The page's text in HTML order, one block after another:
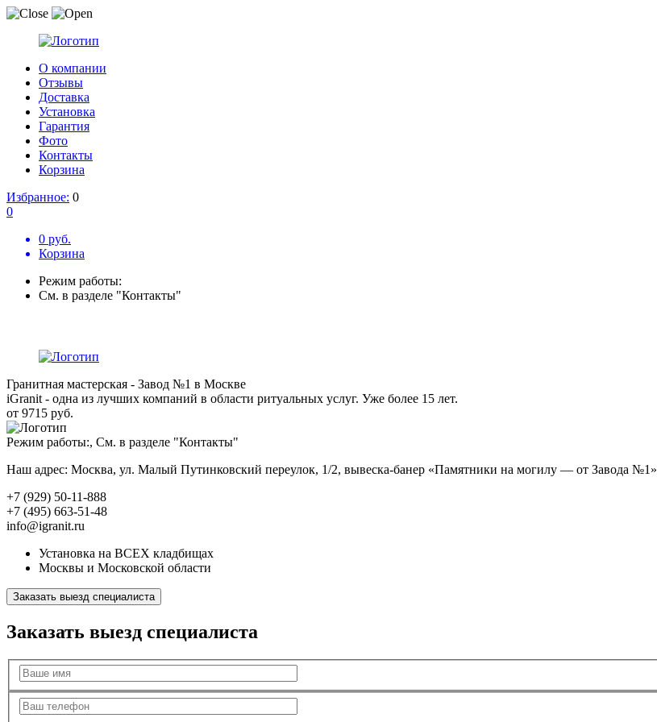
О компании
Отзывы
Доставка
Установка
Гарантия
Фото
Контакты
Корзина
Избранное: 0
0
0 руб.
Корзина
Режим работы:
См. в разделе "Контакты"
Гранитная мастерская - Завод №1 в Москве
iGranit - одна из лучших компаний в области ритуальных услуг. Уже более 15 лет.
от 9715 руб.
Режим работы:, См. в разделе "Контакты"
Наш адрес: Москва, ул. Малый Путинковский переулок, 1/2, вывеска-банер «Памятники на могилу — от Завода №1»
+7 (929) 50-11-888
+7 (495) 663-51-48
info@igranit.ru
Установка на ВСЕХ кладбищах
Москвы и Московской области
Заказать выезд специалиста
Заказать выезд специалиста